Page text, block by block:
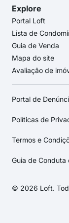
Explore
Portal Loft
Lista de
Guia de Venda
Mapa do site
Avaliação de
Portal de
Políticas de
Termos e
Guia de Conduta
© 2026 Loft.